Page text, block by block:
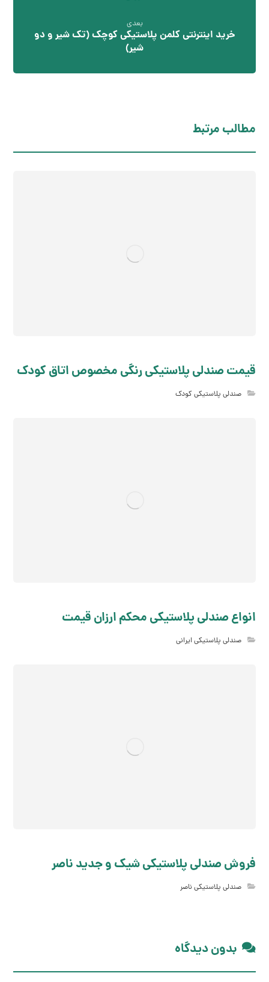
بعدی
خرید اینترنتی کلمن پلاستیکی کوچک (تک شیر و دو
شیر)
مطالب مرتبط
قیمت صندلی پلاستیکی رنگی مخصوص اتاق کودک
صندلی پلاستیکی کودک
انواع صندلی پلاستیکی محکم ارزان قیمت
صندلی پلاستیکی ایرانی
فروش صندلی پلاستیکی شیک و جدید ناصر
صندلی پلاستیکی ناصر
بدون دیدگاه